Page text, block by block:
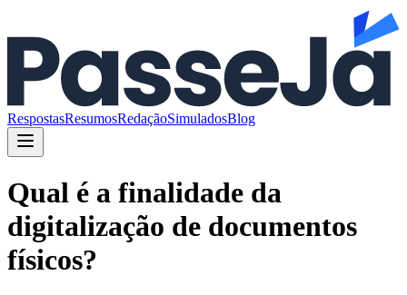
RespostasResumosRedaçãoSimuladosBlog
Qual é a finalidade da
digitalização de documentos
físicos?